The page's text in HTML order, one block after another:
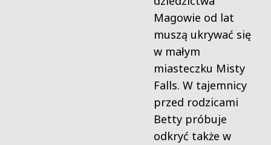
Magowie od lat
muszą ukrywać się
w małym
miasteczku Misty
Falls. W tajemnicy
przed rodzicami
Betty próbuje
odkryć także w